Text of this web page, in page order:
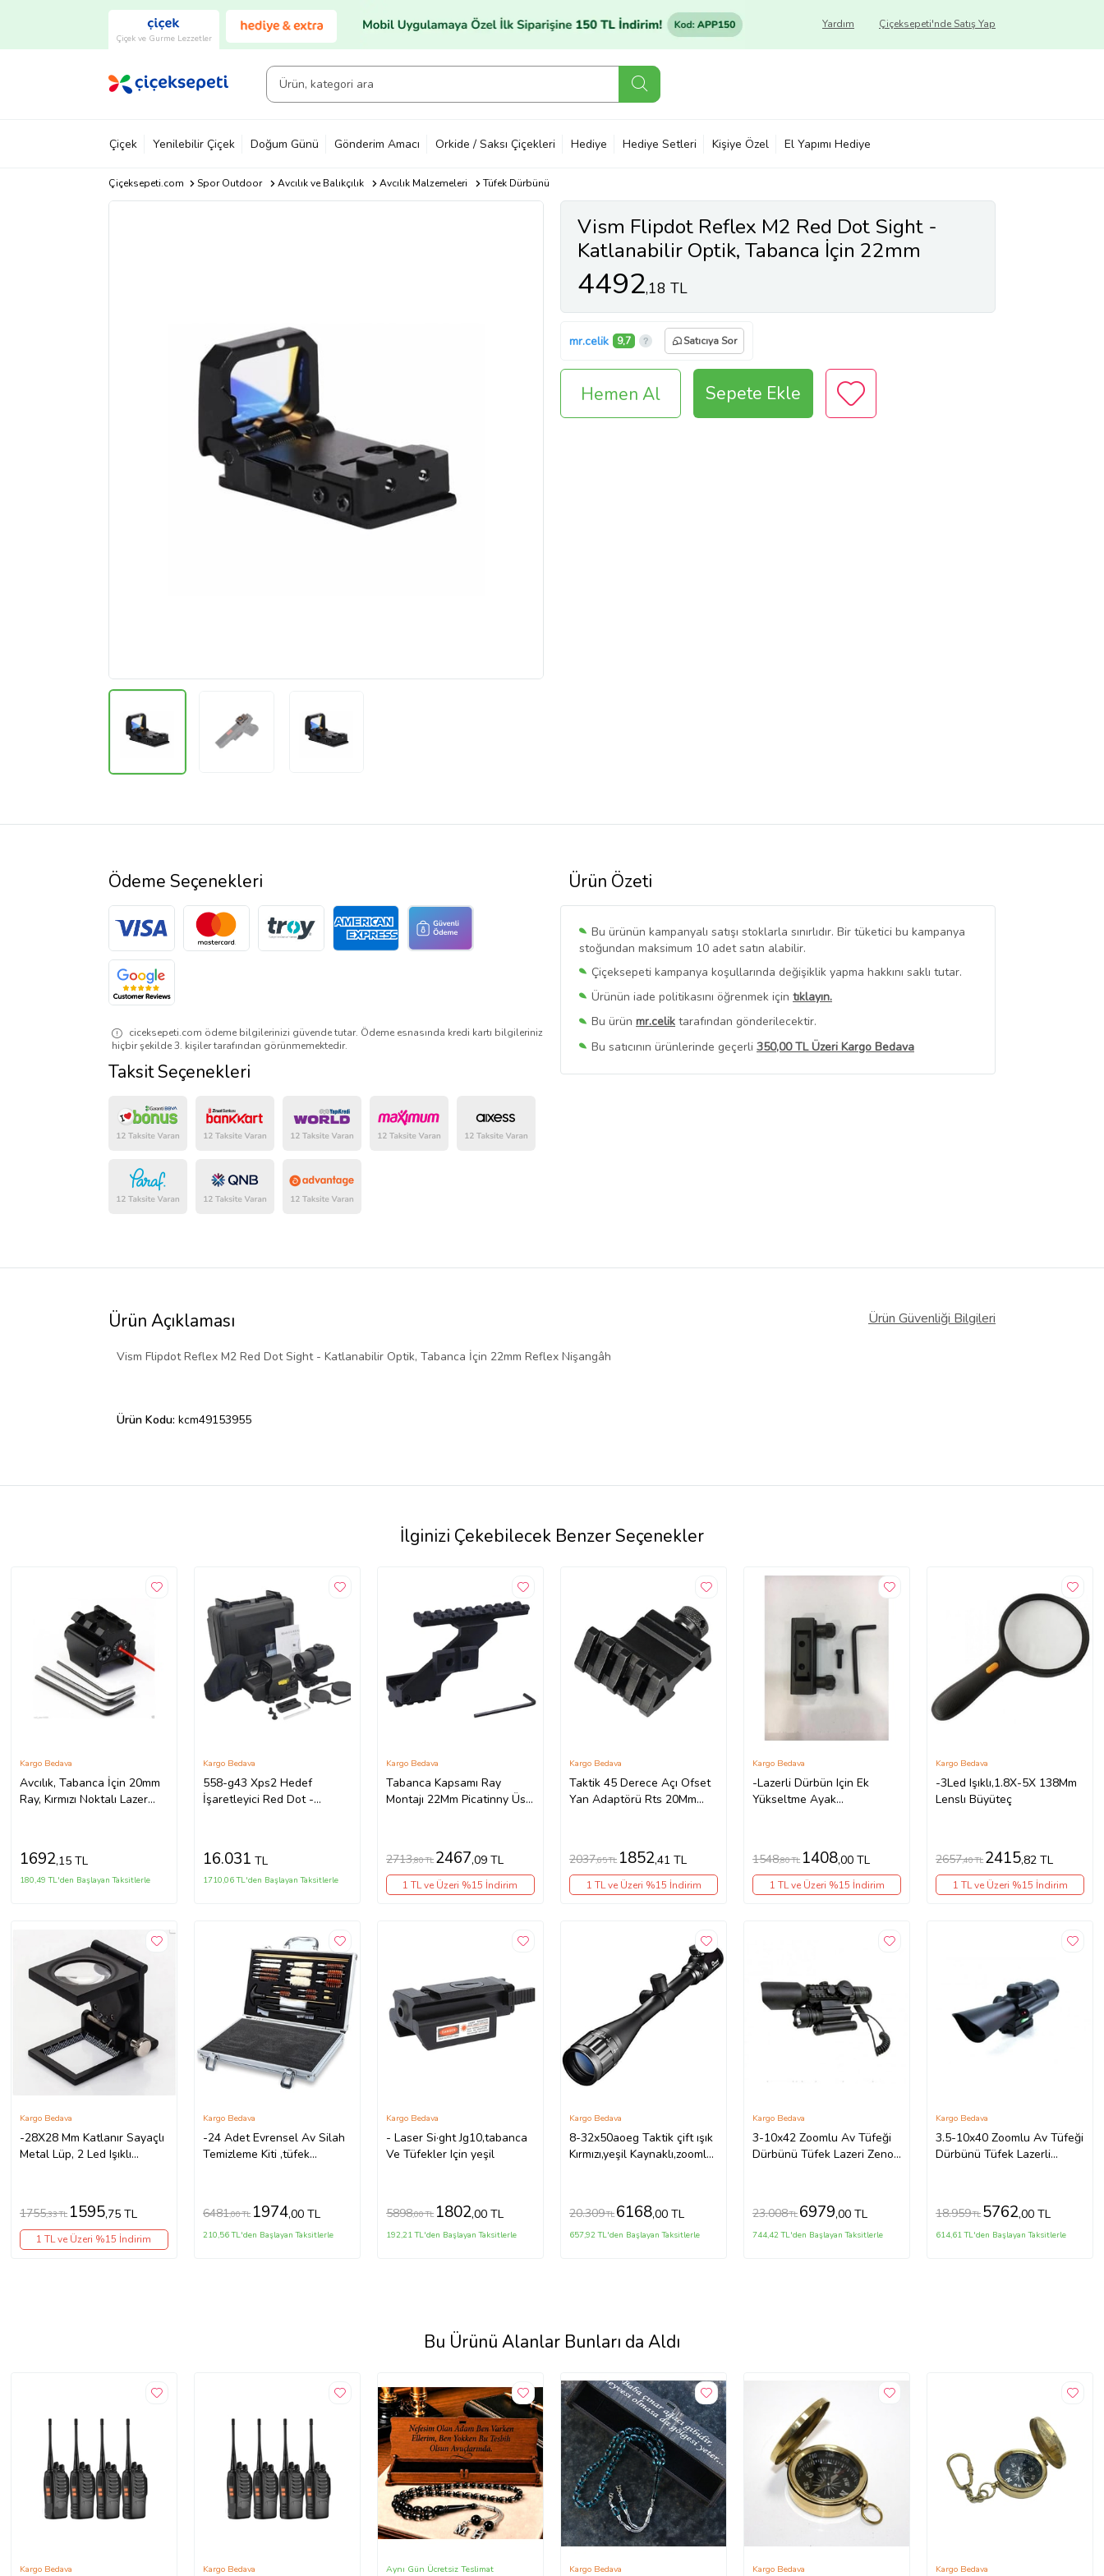
Çiçek ve Gurme Lezzetler
Çiçeksepeti'nde Satış Yap
Yardım
Çiçek Yenilebilir Çiçek Doğum Günü Gönderim Amacı Orkide / Saksı Çiçekleri Hediye Hediye Setleri Kişiye Özel El Yapımı Hediye
Çiçeksepeti.com Spor Outdoor Avcılık ve Balıkçılık Avcılık Malzemeleri Tüfek Dürbünü
Vism Flipdot Reflex M2 Red Dot Sight -
Katlanabilir Optik, Tabanca İçin 22mm
Reflex Nişangâh
4492,18 TL
mr.celik 9,7 Satıcıya Sor
Hemen Al Sepete Ekle
Ürün Özeti
Bu ürünün kampanyalı satışı stoklarla sınırlıdır. Bir tüketici bu kampanya
stoğundan maksimum 10 adet satın alabilir.
Çiçeksepeti kampanya koşullarında değişiklik yapma hakkını saklı tutar.
Ürünün iade politikasını öğrenmek için tıklayın.
Bu ürün mr.celik tarafından gönderilecektir.
Bu satıcının ürünlerinde geçerli 350,00 TL Üzeri Kargo Bedava
Bu SatıcınınTüm Ürünlerini Görüntüle
Ödeme Seçenekleri
ciceksepeti.com ödeme bilgilerinizi güvende tutar. Ödeme esnasında kredi kartı bilgileriniz
hiçbir şekilde 3. kişiler tarafından görünmemektedir.
Taksit Seçenekleri
Ürün Açıklaması Ürün Güvenliği Bilgileri
Vism Flipdot Reflex M2 Red Dot Sight - Katlanabilir Optik, Tabanca İçin 22mm Reflex Nişangâh
Ürün Kodu: kcm49153955
İlginizi Çekebilecek Benzer Seçenekler
Avcılık, Tabanca İçin 20mm
Ray, Kırmızı Noktalı Lazer
Kargo Bedava
1692,15 TL
180,49 TL'den Başlayan Taksitlerle
558-g43 Xps2 Hedef
İşaretleyici Red Dot -
Kargo Bedava
16.031 TL
1710,06 TL'den Başlayan Taksitlerle
Tabanca Kapsamı Ray
Montajı 22Mm Picatinny Üst
Kargo Bedava
2713,80 TL 2467,09 TL
1 TL ve Üzeri %15 İndirim
Taktik 45 Derece Açı Ofset
Yan Adaptörü Rts 20Mm
Kargo Bedava
2037,65 TL 1852,41 TL
1 TL ve Üzeri %15 İndirim
-Lazerli Dürbün Için Ek
Yükseltme Ayak
Kargo Bedava
1548,80 TL 1408,00 TL
1 TL ve Üzeri %15 İndirim
-3Led Işıklı,1.8X-5X 138Mm
Lenslı Büyüteç
Kargo Bedava
2657,40 TL 2415,82 TL
1 TL ve Üzeri %15 İndirim
-28X28 Mm Katlanır Sayaçlı
Metal Lüp, 2 Led Işıklı
Kargo Bedava
1755,33 TL 1595,75 TL
1 TL ve Üzeri %15 İndirim
-24 Adet Evrensel Av Silah
Temizleme Kiti ,tüfek
Kargo Bedava
6481,00 TL 1974,00 TL
210,56 TL'den Başlayan Taksitlerle
- Laser Si·ght Jg10,tabanca
Ve Tüfekler Için yeşil
Kargo Bedava
5898,00 TL 1802,00 TL
192,21 TL'den Başlayan Taksitlerle
8-32x50aoeg Taktik çift ışık
Kırmızı,yeşil Kaynaklı,zoomlu
Kargo Bedava
20.309TL 6168,00 TL
657,92 TL'den Başlayan Taksitlerle
3-10x42 Zoomlu Av Tüfeği
Dürbünü Tüfek Lazeri Zenon
Kargo Bedava
23.008TL 6979,00 TL
744,42 TL'den Başlayan Taksitlerle
3.5-10x40 Zoomlu Av Tüfeği
Dürbünü Tüfek Lazerli
Kargo Bedava
18.959TL 5762,00 TL
614,61 TL'den Başlayan Taksitlerle
Bu Ürünü Alanlar Bunları da Aldı
Kargo Bedava Kargo Bedava Aynı Gün Ücretsiz Teslimat Kargo Bedava Kargo Bedava Kargo Bedava